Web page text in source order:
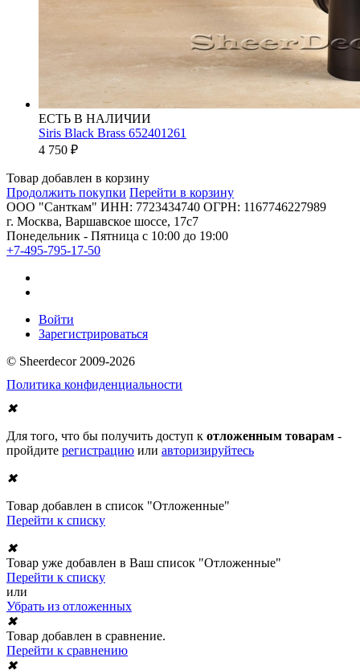
ЕСТЬ В НАЛИЧИИ
Siris Black Brass 652401261
4 750 ₽
Товар добавлен в корзину
Продолжить покупки Перейти в корзину
ООО "Санткам" ИНН: 7723434740 ОГРН: 1167746227989
г. Москва, Варшавское шоссе, 17с7
Понедельник - Пятница с 10:00 до 19:00
+7-495-795-17-50
Войти
Зарегистрироваться
© Sheerdecor 2009-2026
Политика конфиденциальности
✖
Для того, что бы получить доступ к отложенным товарам -
пройдите регистрацию или авторизируйтесь
✖
Товар добавлен в список "Отложенные"
Перейти к списку
✖
Товар уже добавлен в Ваш список "Отложенные"
Перейти к списку
или
Убрать из отложенных
✖
Товар добавлен в сравнение.
Перейти к сравнению
✖